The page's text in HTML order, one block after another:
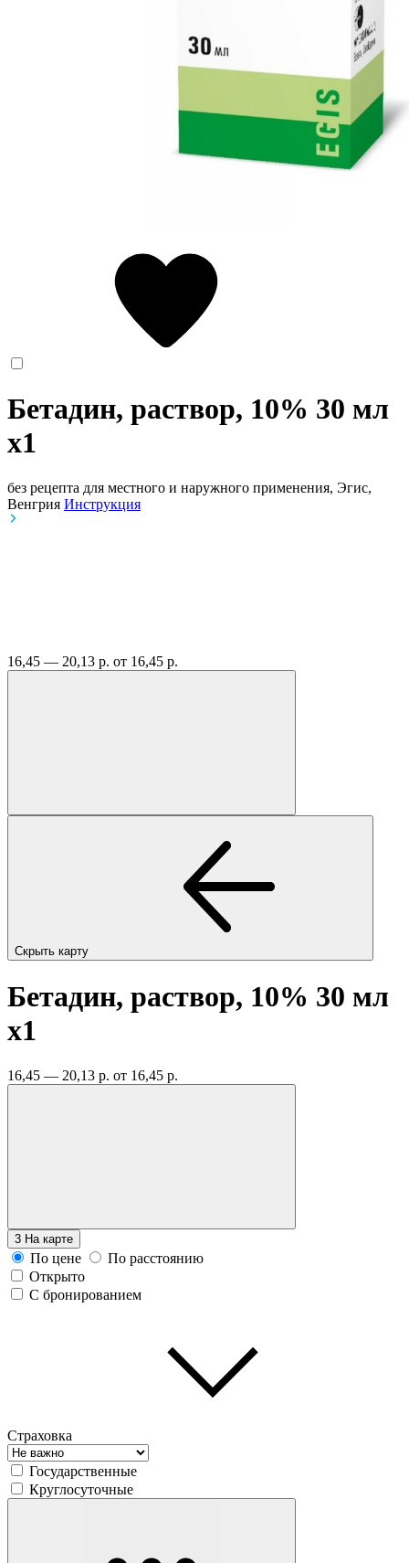
Бетадин, раствор, 10% 30 мл
x1
без рецепта для местного и наружного применения, Эгис,
Венгрия Инструкция
16,45 — 20,13 р. от 16,45 р.
Скрыть карту
Бетадин, раствор, 10% 30 мл
x1
16,45 — 20,13 р. от 16,45 р.
3 На карте
По цене
По расстоянию
Открыто
С бронированием
Страховка
Государственные
Круглосуточные